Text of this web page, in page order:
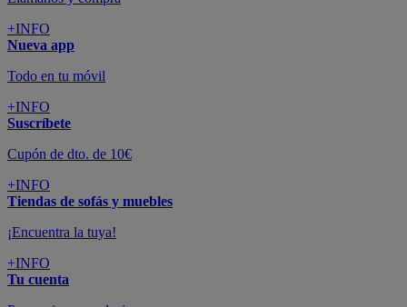
+INFO
Tu cuenta
Promociones exclusivas
+INFO
El blog
Busca tu inspiración
+INFO
Grandes marcas de muebles, sofás,
colchones y electrodomésticos